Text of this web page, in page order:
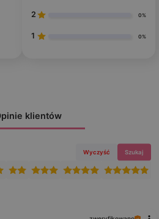
2 0%
1 0%
klientów
Wyczyść Szukaj